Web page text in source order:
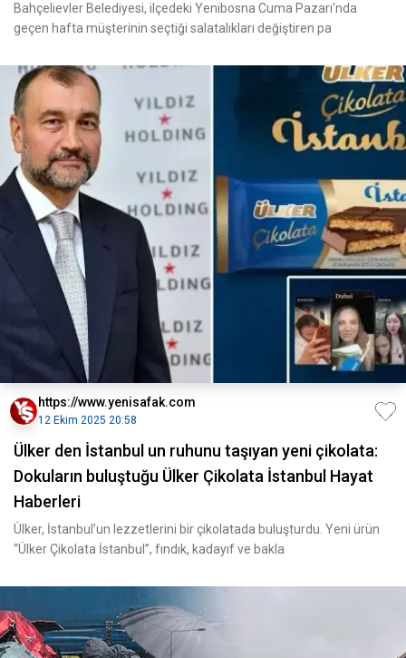
Bahçelievler Belediyesi, ilçedeki Yenibosna Cuma Pazarı'nda
geçen hafta müşterinin seçtiği salatalıkları değiştiren pa
https://www.yenisafak.com
12 Ekim 2025 20:58
Ülker den İstanbul un ruhunu taşıyan yeni çikolata:
Dokuların buluştuğu Ülker Çikolata İstanbul Hayat
Haberleri
Ülker, İstanbul’un lezzetlerini bir çikolatada buluşturdu. Yeni ürün
“Ülker Çikolata İstanbul”, fındık, kadayıf ve bakla